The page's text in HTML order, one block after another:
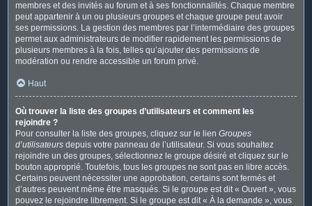
membres et des invités au forum et à ses fonctionnalités. Chaque membre
peut appartenir à un ou plusieurs groupes et chaque groupe peut avoir
ses permissions. La gestion des membres par l’intermédiaire des groupes
permet aux administrateurs de modifier rapidement les permissions de
plusieurs membres à la fois, telles qu’ajouter des permissions de
modération ou rendre accessible un forum privé.
Haut
Où trouver la liste des groupes d’utilisateurs et comment les
rejoindre ?
Pour consulter la liste des groupes, cliquez sur le lien Groupes
d’utilisateurs depuis votre panneau de l’utilisateur. Si vous souhaitez
rejoindre un des groupes, sélectionnez le groupe désiré et cliquez sur le
bouton approprié. Toutefois, tous les groupes ne sont pas en libre accès.
Certains peuvent nécessiter une approbation, certains sont fermés et
d’autres peuvent même être masqués. Si le groupe est dit « Ouvert », vous
pouvez le rejoindre librement. Si le groupe est dit « À la demande », vous